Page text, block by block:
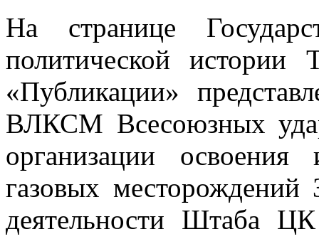
На странице
политической истории
«Публикации»
ВЛКСМ Всесоюзных
организации
газовых
деятельности Штаба